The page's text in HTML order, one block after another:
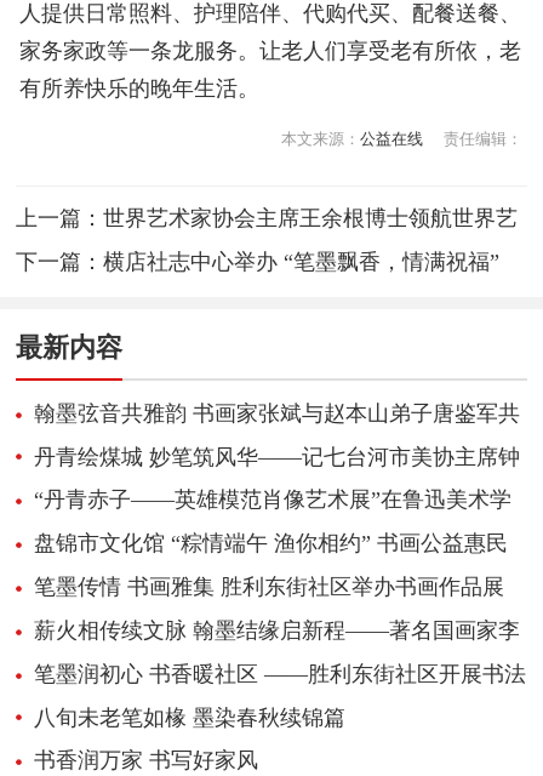
人提供日常照料、护理陪伴、代购代买、配餐送餐、
家务家政等一条龙服务。让老人们享受老有所依，老
有所养快乐的晚年生活。
本文来源： 公益在线 责任编辑：
上一篇：世界艺术家协会主席王余根博士领航世界艺
术交流
下一篇：横店社志中心举办 “笔墨飘香，情满祝福”
最新内容
翰墨弦音共雅韵 书画家张斌与赵本山弟子唐鉴军共
绘文化艺术新篇
丹青绘煤城 妙笔筑风华——记七台河市美协主席钟
鸣咚
“丹青赤子——英雄模范肖像艺术展”在鲁迅美术学
院开幕
盘锦市文化馆 “粽情端午 渔你相约” 书画公益惠民
活动走进绿水湾景区
笔墨传情 书画雅集 胜利东街社区举办书画作品展
薪火相传续文脉 翰墨结缘启新程——著名国画家李
扶耕收徒仪式圆满举行
笔墨润初心 书香暖社区 ——胜利东街社区开展书法
公益大课堂
八旬未老笔如椽 墨染春秋续锦篇
书香润万家 书写好家风